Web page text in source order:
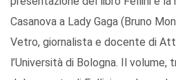
Casanova a Lady Gaga (Bruno
Vetro, giornalista e docente di
l’Università di Bologna. Il volume,